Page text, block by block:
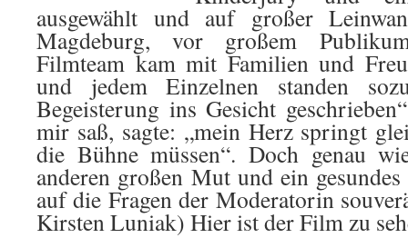
ausgewählt und auf großer
Magdeburg, vor großem
Filmteam kam mit Familien und
und jedem Einzelnen standen
Begeisterung ins Gesicht
mir saß, sagte: „mein Herz springt
die Bühne müssen“. Doch genau
anderen großen Mut und ein
auf die Fragen der Moderatorin
Kirsten Luniak) Hier ist der Film zu